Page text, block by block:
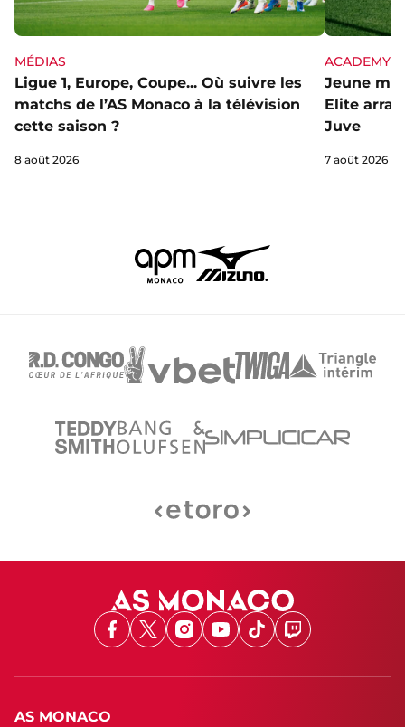
MÉDIAS
Ligue 1, Europe, Coupe... Où suivre les
matchs de l’AS Monaco à la télévision
cette saison ?
8 août 2026
ACADEMY
Jeune
Elite
Juve
7 août 2026
Facebook
X Instagram
Youtube
TikTokTwitch
AS MONACO